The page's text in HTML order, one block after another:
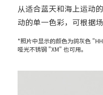
从适合蓝天和海上运动
动的单一色彩，可根据
*照片中显示的颜色为鸽灰色
哑光不锈钢 "XM" 也可用。